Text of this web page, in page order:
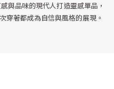
與品味的現代人打造靈感單品，
穿著都成為自信與風格的展現。